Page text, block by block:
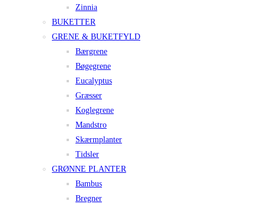
Zinnia
BUKETTER
GRENE & BUKETFYLD
Bærgrene
Bøgegrene
Eucalyptus
Græsser
Koglegrene
Mandstro
Skærmplanter
Tidsler
GRØNNE PLANTER
Bambus
Bregner